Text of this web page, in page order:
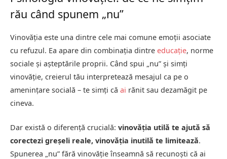
rău când spunem „nu”
Vinovăția este una dintre cele mai comune emoții asociate
cu refuzul. Ea apare din combinația dintre educație, norme
sociale și așteptările proprii. Când spui „nu” și simți
vinovăție, creierul tău interpretează mesajul ca pe o
amenințare socială – te simți că ai rănit sau dezamăgit pe
cineva.
Dar există o diferență crucială: vinovăția utilă te ajută să
corectezi greșeli reale, vinovăția inutilă te limitează.
Spunerea „nu” fără vinovăție înseamnă să recunoști că ai